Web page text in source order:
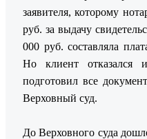
заявителя, которому
руб. за выдачу
000 руб. составляла
Но клиент отказался
подготовил все
Верховный суд.
До Верховного суда